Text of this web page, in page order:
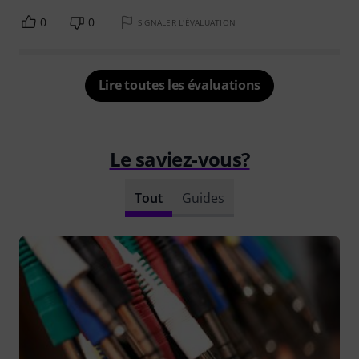
0 0 SIGNALER L'ÉVALUATION
Lire toutes les évaluations
Le saviez-vous?
Tout Guides